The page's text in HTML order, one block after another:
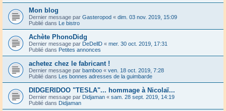
Mon blog
Dernier message par Gasteropod « dim. 03 nov. 2019, 15:09
Publié dans Le bistro
Achète PhonoDidg
Dernier message par DeDellD « mer. 30 oct. 2019, 17:31
Publié dans Petites annonces
achetez chez le fabricant !
Dernier message par bamboo « ven. 18 oct. 2019, 7:28
Publié dans Les bonnes adresses de la guimbarde
DIDGERIDOO "TESLA"... hommage à Nicolaï...
Dernier message par Didjaman « sam. 28 sept. 2019, 14:19
Publié dans Didjaman